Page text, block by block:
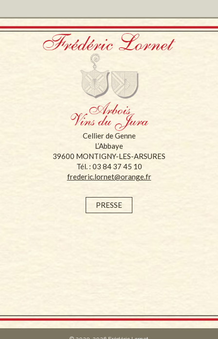
Cellier de Genne
L’Abbaye
39600 MONTIGNY-LES-ARSURES
Tél. : 03 84 37 45 10
frederic.lornet@orange.fr
PRESSE